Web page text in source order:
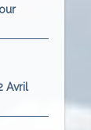
Avril